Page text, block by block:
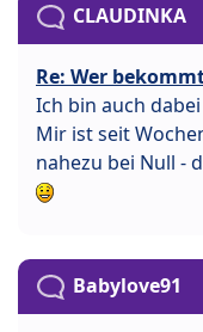
CLAUDINKA
Re: Wer
Ich bin auch dabei
Mir ist seit
nahezu bei Null -
Babylove91